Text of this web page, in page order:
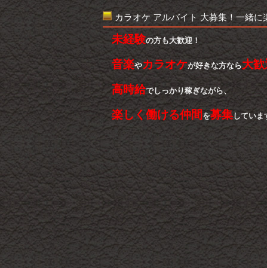
カラオケ アルバイト 大募集！一緒に
未経験の方も大歓迎！
音楽やカラオケが好きな方なら大歓
高時給でしっかり稼ぎながら、
楽しく働ける仲間 を募集していま